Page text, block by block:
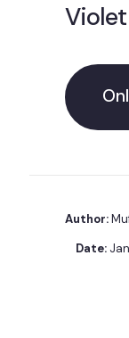
Author:
Date: